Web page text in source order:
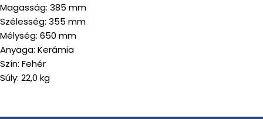
Magasság: 385 mm
Szélesség: 355 mm
Mélység: 650 mm
Anyaga: Kerámia
Szín: Fehér
Súly: 22,0 kg